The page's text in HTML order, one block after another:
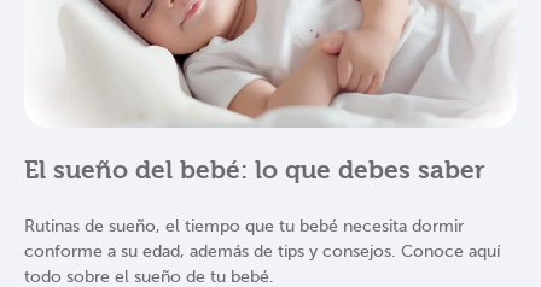
El sueño del bebé: lo que debes saber
Rutinas de sueño, el tiempo que tu bebé necesita dormir
conforme a su edad, además de tips y consejos. Conoce aquí
todo sobre el sueño de tu bebé.